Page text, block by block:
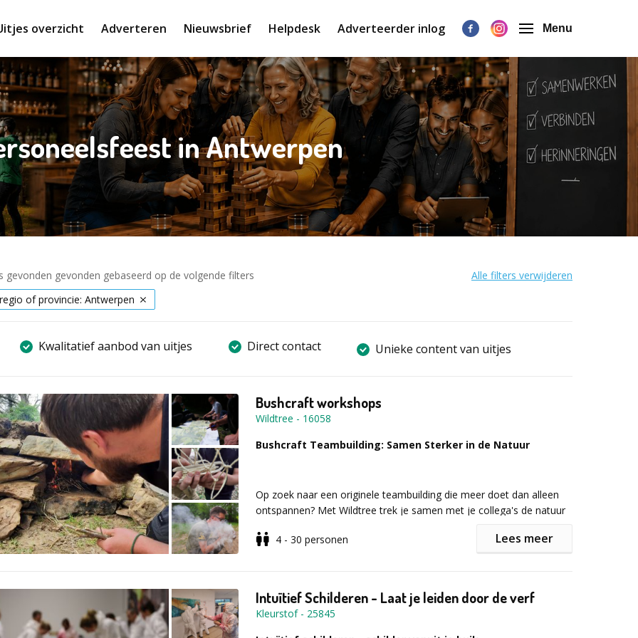
overzicht Adverteren Nieuwsbrief Helpdesk Adverteerder inlog Menu
in Antwerpen
gevonden gevonden gebaseerd op de volgende filters
Alle filters verwijderen
of provincie: Antwerpen
Kwalitatief aanbod van uitjes Direct contact Unieke content van uitjes
Bushcraft workshops
Wildtree - 16058
Bushcraft Teambuilding: Samen Sterker in de Natuur
Op zoek naar een originele teambuilding die meer doet dan alleen
ontspannen? Met Wildtree trek je samen met je collega's de natuur
creativiteit en vertrouwen centraal staan.
Tijdens onze bushcraft-teambuildings gaan teams actief aan de slag
met praktische outdoorvaardigheden. Samen uitdagingen aangaan,
4 - 30 personen Lees meer
Intuïtief Schilderen - Laat je leiden door de verf
Kleurstof- 25845